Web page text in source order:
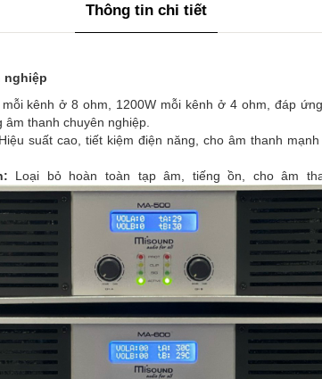
Thông tin chi tiết
nghiệp
mỗi kênh ở 8 ohm, 1200W mỗi kênh ở 4 ohm, đáp
thanh chuyên nghiệp.
Hiệu suất cao, tiết kiệm điện năng, cho âm thanh
Loại bỏ hoàn toàn tạp âm, tiếng ồn, cho âm